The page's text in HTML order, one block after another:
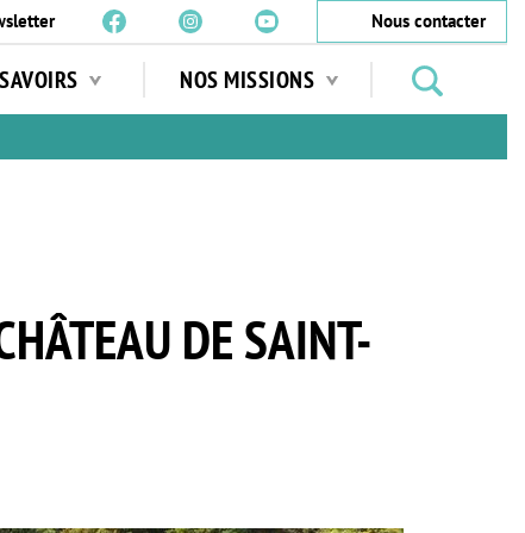
Nous contacter
NOS MISSIONS
jardins
DE SAINT-